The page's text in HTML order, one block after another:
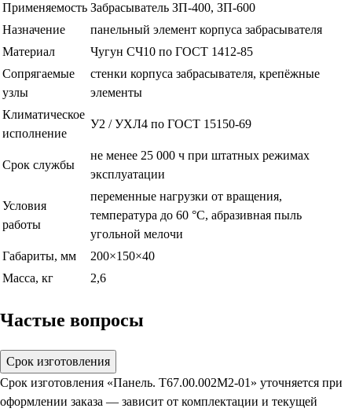
Применяемость Забрасыватель ЗП-400, ЗП-600
Назначение
панельный элемент корпуса забрасывателя
Материал
Чугун СЧ10 по ГОСТ 1412-85
Сопрягаемые
узлы
стенки корпуса забрасывателя, крепёжные
элементы
Климатическое
исполнение
У2 / УХЛ4 по ГОСТ 15150-69
Срок службы
не менее 25 000 ч при штатных режимах
эксплуатации
Условия
работы
переменные нагрузки от вращения,
температура до 60 °C, абразивная пыль
угольной мелочи
Габариты, мм
200×150×40
Масса, кг
2,6
Частые вопросы
Срок изготовления
Срок изготовления «Панель. Т67.00.002М2-01» уточняется при
оформлении заказа — зависит от комплектации и текущей